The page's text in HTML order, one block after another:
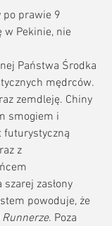
po prawie 9
w Pekinie, nie
Państwa Środka
mędrców.
zemdleję. Chiny
smogiem i
futurystyczną
z
zasłony
powoduje, że
Runnerze. Poza